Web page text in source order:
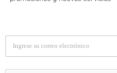
E
a
i